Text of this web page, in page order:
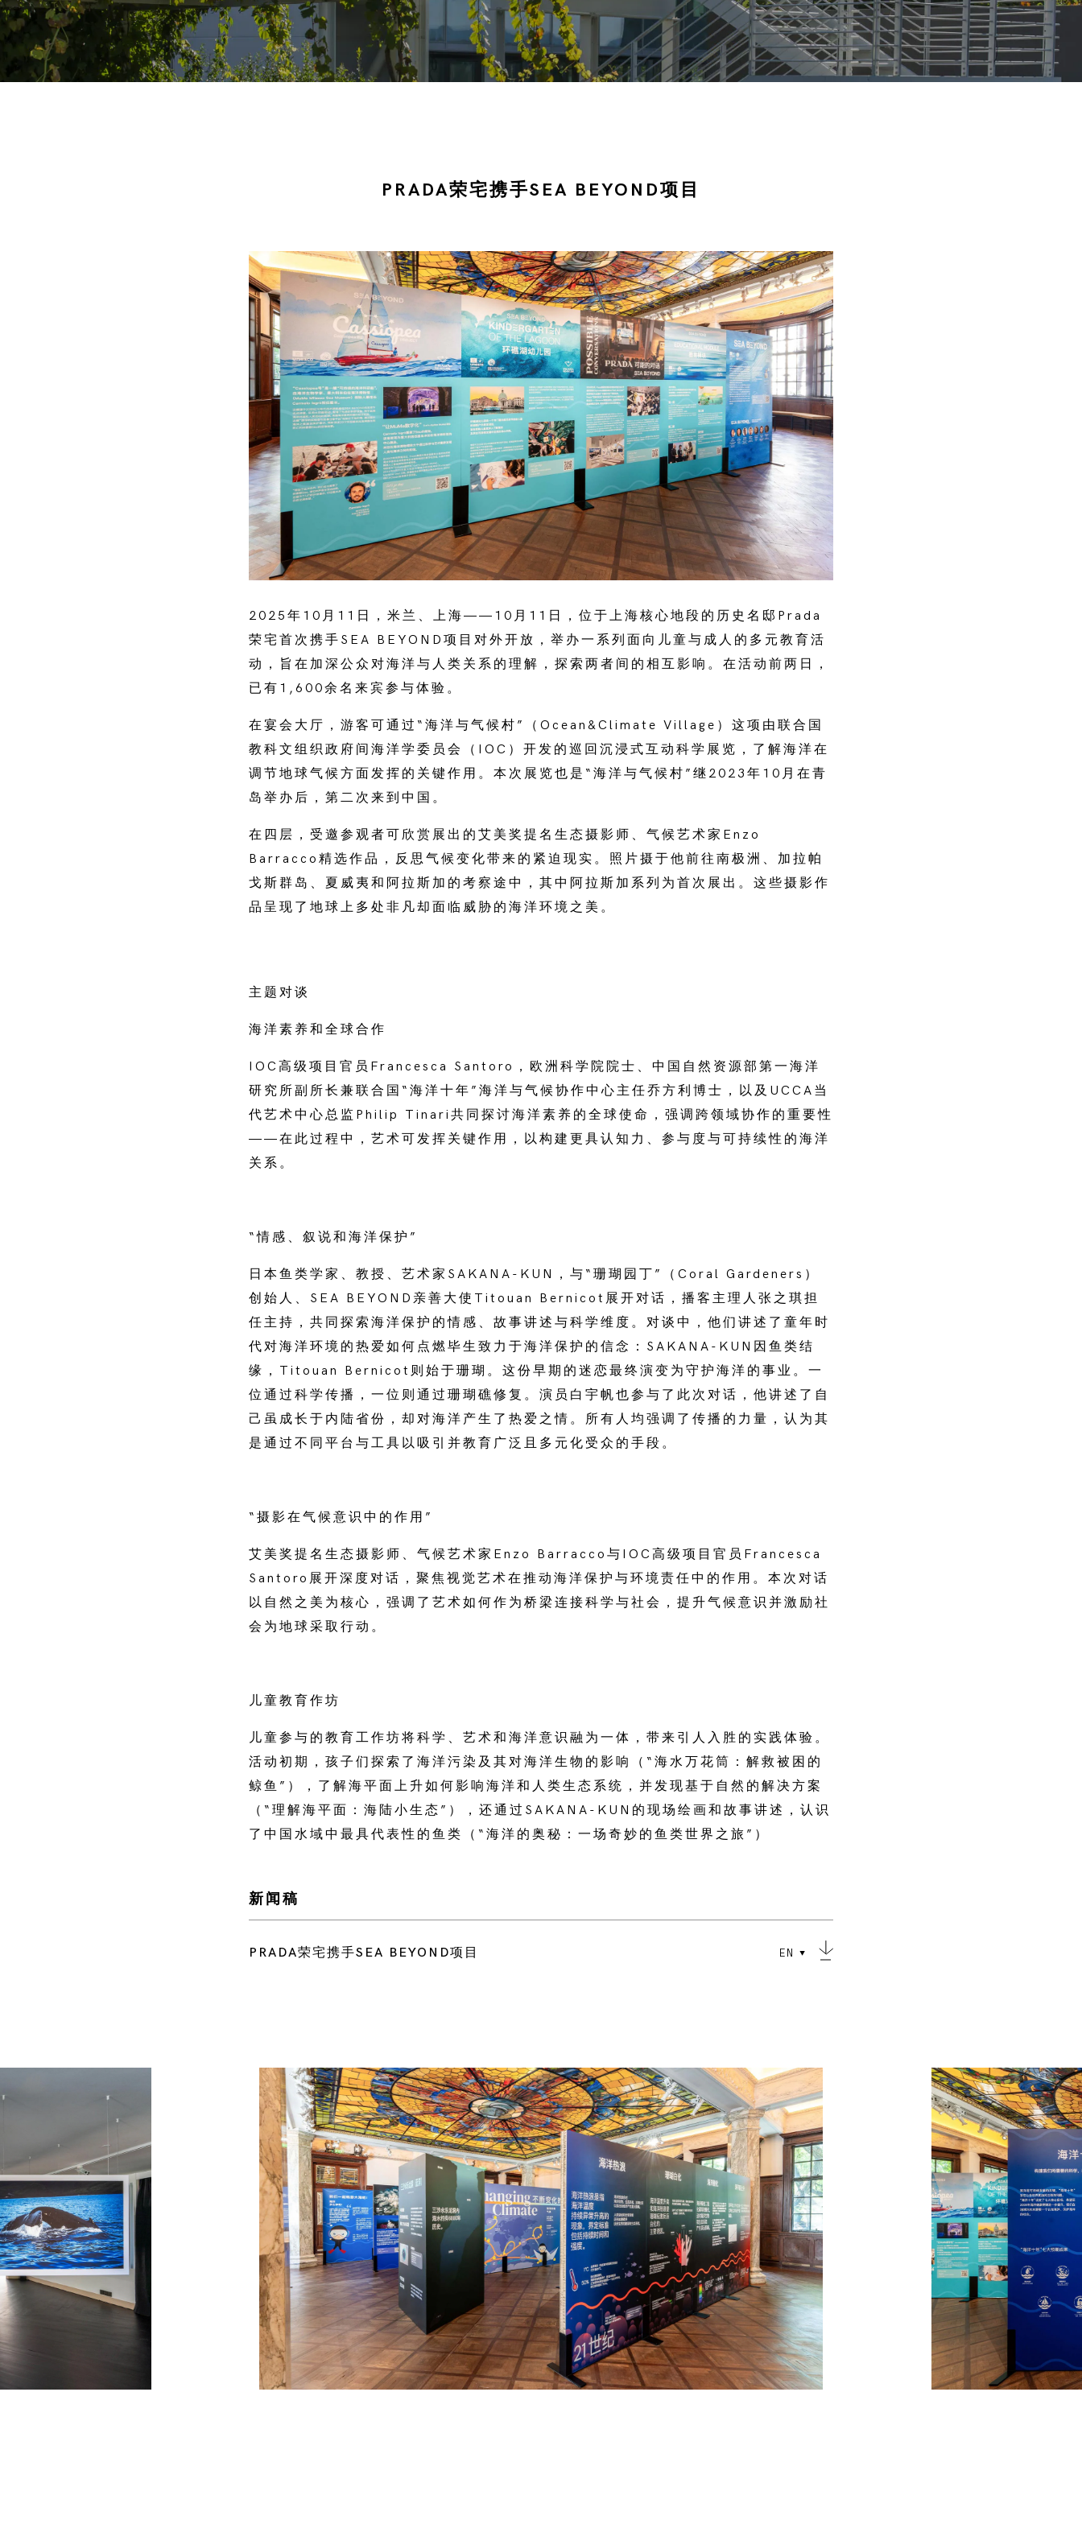
PRADA荣宅携手SEA BEYOND项目
2025年10月11日，米兰、上海——10月11日，位于上海核心地段的历史名邸Prada
荣宅首次携手SEA BEYOND项目对外开放，举办一系列面向儿童与成人的多元教育活
动，旨在加深公众对海洋与人类关系的理解，探索两者间的相互影响。在活动前两日，
已有1,600余名来宾参与体验。
在宴会大厅，游客可通过“海洋与气候村”（Ocean&Climate Village）这项由联合国
教科文组织政府间海洋学委员会（IOC）开发的巡回沉浸式互动科学展览，了解海洋在
调节地球气候方面发挥的关键作用。本次展览也是“海洋与气候村”继2023年10月在青
岛举办后，第二次来到中国。
在四层，受邀参观者可欣赏展出的艾美奖提名生态摄影师、气候艺术家Enzo
Barracco精选作品，反思气候变化带来的紧迫现实。照片摄于他前往南极洲、加拉帕
戈斯群岛、夏威夷和阿拉斯加的考察途中，其中阿拉斯加系列为首次展出。这些摄影作
品呈现了地球上多处非凡却面临威胁的海洋环境之美。
主题对谈
海洋素养和全球合作
IOC高级项目官员Francesca Santoro，欧洲科学院院士、中国自然资源部第一海洋
研究所副所长兼联合国“海洋十年”海洋与气候协作中心主任乔方利博士，以及UCCA当
代艺术中心总监Philip Tinari共同探讨海洋素养的全球使命，强调跨领域协作的重要性
——在此过程中，艺术可发挥关键作用，以构建更具认知力、参与度与可持续性的海洋
关系。
“情感、叙说和海洋保护”
日本鱼类学家、教授、艺术家SAKANA-KUN，与“珊瑚园丁”（Coral Gardeners）
创始人、SEA BEYOND亲善大使Titouan Bernicot展开对话，播客主理人张之琪担
任主持，共同探索海洋保护的情感、故事讲述与科学维度。对谈中，他们讲述了童年时
代对海洋环境的热爱如何点燃毕生致力于海洋保护的信念：SAKANA-KUN因鱼类结
缘，Titouan Bernicot则始于珊瑚。这份早期的迷恋最终演变为守护海洋的事业。一
位通过科学传播，一位则通过珊瑚礁修复。演员白宇帆也参与了此次对话，他讲述了自
己虽成长于内陆省份，却对海洋产生了热爱之情。所有人均强调了传播的力量，认为其
是通过不同平台与工具以吸引并教育广泛且多元化受众的手段。
“摄影在气候意识中的作用”
艾美奖提名生态摄影师、气候艺术家Enzo Barracco与IOC高级项目官员Francesca
Santoro展开深度对话，聚焦视觉艺术在推动海洋保护与环境责任中的作用。本次对话
以自然之美为核心，强调了艺术如何作为桥梁连接科学与社会，提升气候意识并激励社
会为地球采取行动。
儿童教育作坊
儿童参与的教育工作坊将科学、艺术和海洋意识融为一体，带来引人入胜的实践体验。
活动初期，孩子们探索了海洋污染及其对海洋生物的影响（“海水万花筒：解救被困的
鲸鱼”），了解海平面上升如何影响海洋和人类生态系统，并发现基于自然的解决方案
（“理解海平面：海陆小生态”），还通过SAKANA-KUN的现场绘画和故事讲述，认识
了中国水域中最具代表性的鱼类（“海洋的奥秘：一场奇妙的鱼类世界之旅”）
新闻稿
PRADA荣宅携手SEA BEYOND项目 EN